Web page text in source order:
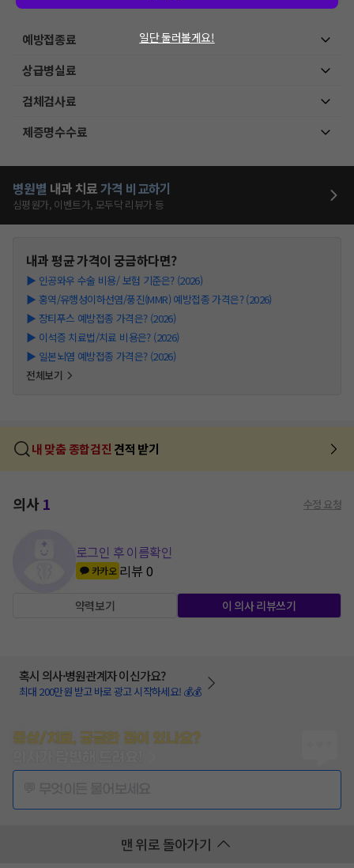
예방접종료
상급병실료
검체검사료
제증명수수료
병원별 내과 치료가격 비교하기
심평원가, 이벤트가, 모두닥 리뷰가 등
내과평균 가격이 궁금하다면?
▶ 인공와우 수술 비용/ 보험 기준은? (2026)
▶ 홍역/유행성이하선염/풍진(MMR) 예방접종 가격은? (2026)
▶ 장티푸스 예방접종 가격은? (2026)
▶ 이석증 치료법/치료 비용은? (2026)
▶ 일본뇌염 예방접종 가격은? (2026)
전체보기
내 맞춤 종합검진 견적 받기
의사1 수정 요청
로그인 후 이름확인
카카오 리뷰0
약력보기 이 의사 리뷰쓰기
혹시 의사·병원관계자 이신가요?
최대 200만원 받고 바로 광고 시작하세요! 💰💰
증상/치료, 궁금한 점이 있나요?
맨 위로 돌아가기
일단 둘러볼게요!